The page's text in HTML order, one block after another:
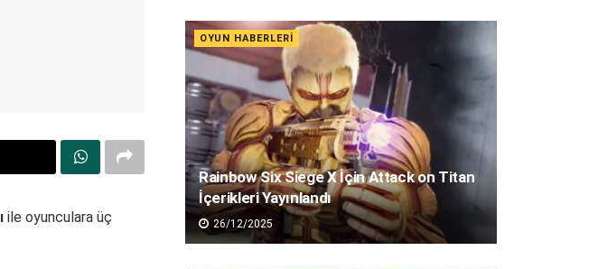
ile oyunculara üç
OYUN HABERLERI
Rainbow Six Siege X İçin Attack on Titan
İçerikleri Yayınlandı
26/12/2025